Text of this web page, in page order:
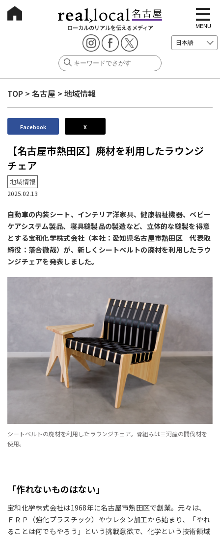
ローカルのリアルを伝えるメディア
t
o
g
g
e
i
i
MENU
TOP > 名古屋 > 地域情報
Facebook X
【名古屋市熱田区】廃材を利用したラウンジ
チェア
地域情報
2025.02.13
自動車の内装シート、インテリア洋家具、健康福祉機器、ベビー
ケアシステム製品、寝具縫製品の製造など、立体的な縫製を得意
とする宝和化学株式会社（本社：愛知県名古屋市熱田区 代表取
締役：落合徹哉）が、新しくシートベルトの廃材を利用したラウ
ンジチェアを発表しました。
シートベルトの廃材を利用したラウンジチェア。骨組みは三河産の間伐材を
使用。
「作れないものはない」
宝和化学株式会社は1968年に名古屋市熱田区で創業。元々は、
ＦＲＰ（強化プラスチック）やウレタン加工から始まり、「やれ
ることは何でもやろう」という挑戦意欲で、化学という技術領域